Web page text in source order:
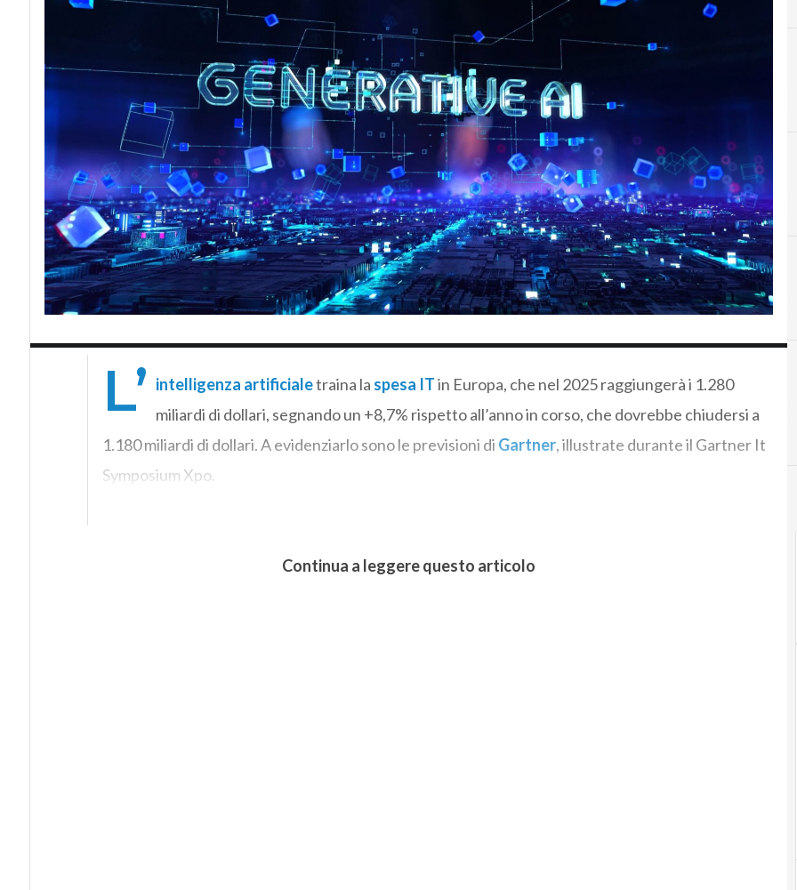
L’ intelligenza artificialetraina la spesa ITin Europa, che nel 2025 raggiungerà i 1.280
miliardi di dollari, segnando un +8,7% rispetto all’anno in corso, che dovrebbe chiudersi a
1.180 miliardi di dollari. A evidenziarlo sono le previsioni di Gartner, illustrate durante il Gartner It
Symposium Xpo.
Continua a leggere questo articolo
A
ai generativa